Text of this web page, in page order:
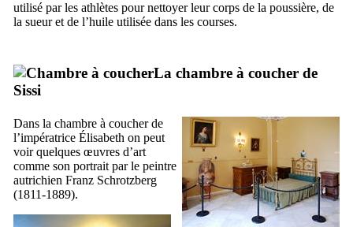
utilisé par les athlètes pour nettoyer leur corps de la poussière, de
la sueur et de l’huile utilisée dans les courses.
La chambre à coucher de
Sissi
Dans la chambre à coucher de
l’impératrice Élisabeth on peut
voir quelques œuvres d’art
comme son portrait par le peintre
autrichien Franz Schrotzberg
(1811-1889).